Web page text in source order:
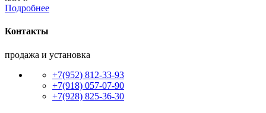
Подробнее
Контакты
продажа и установка
+7(952) 812-33-93
+7(918) 057-07-90
+7(928) 825-36-30